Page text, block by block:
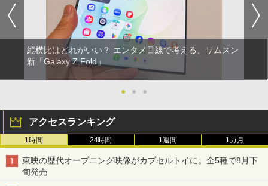
縦横比はどれがいい？ エンタメ目線で考える、サムスン
新「Galaxy Z Fold」
● ● ●
アクセスランキング
1時間 24時間 1週間 1カ月
東映の歴代オープニング映像がカプセルトイに。全5種で8月下
旬発売